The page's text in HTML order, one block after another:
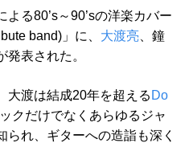
る80’s～90’sの洋楽カバー
band)」に、 大渡亮 、鐘
表された。
大渡は結成20年を超える Do
クだけでなくあらゆるジャ
られ、ギターへの造詣も深く